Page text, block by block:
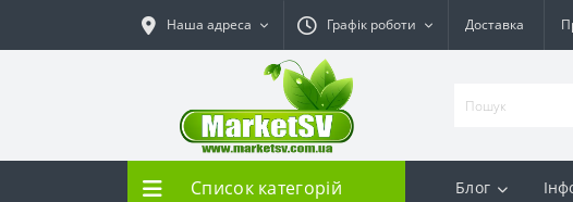
Наша адреса Графік роботи Доставка
Список категорій Блог